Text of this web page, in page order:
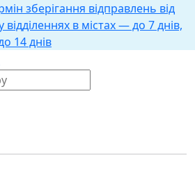
зберігання відправлень від
в містах — до 7 днів,
14 днів